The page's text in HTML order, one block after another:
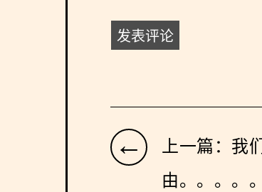
←
上一篇：我
由。。。。